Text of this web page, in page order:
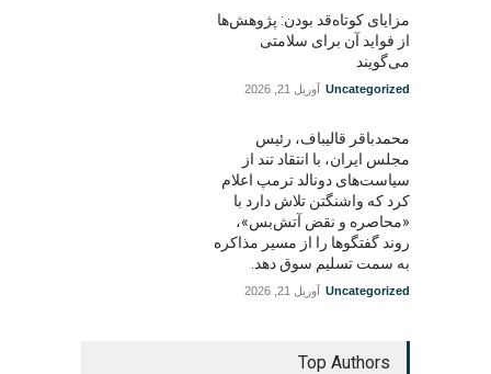
مزایای کوتاه‌قد بودن: پژوهش‌ها
از فواید آن برای سلامتی
می‌گویند
Uncategorized آوریل 21, 2026
محمدباقر قالیباف، رئیس
مجلس ایران، با انتقاد تند از
سیاست‌های دونالد ترمپ اعلام
کرد که واشنگتن تلاش دارد با
«محاصره و نقض آتش‌بس»،
روند گفتگوها را از مسیر مذاکره
به سمت تسلیم سوق دهد.
Uncategorized آوریل 21, 2026
Top Authors